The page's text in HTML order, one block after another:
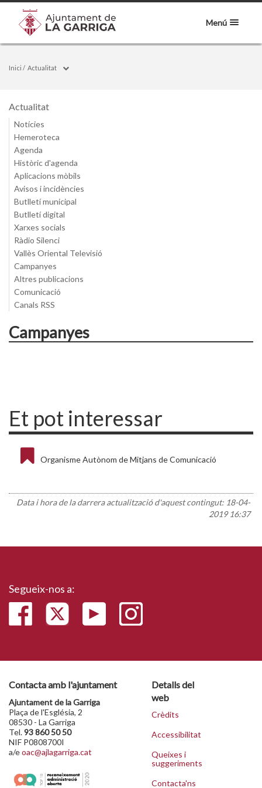
Menú
Inici / Actualitat
Actualitat
Notícies
Hemeroteca
Agenda
Històric d'agenda
Aplicacions mòbils
Avisos i incidències
Butlletí municipal
Butlletí digital
Xarxes socials
Ràdio Silenci
Vallès Oriental Televisió
Campanyes
Altres publicacions
Comunicació
Canals RSS
Campanyes
Et pot interessar
Organisme Autònom de Mitjans de Comunicació
Data i hora de la darrera actualització d'aquest contingut: 18-04-
2019 16:37
Segueix-nos a:
Contacta amb l'ajuntament
Ajuntament de la Garriga
Plaça de l'Església, 2
08530 - La Garriga
Tel.93 860 50 50
NIF P0808700I
a/eoac@ajlagarriga.cat
Detalls del
web
Crèdits
Accessibilitat
Queixes i
suggeriments
Contacta'ns